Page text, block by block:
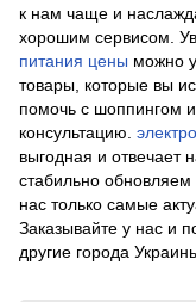
к нам чаще и
хорошим сервисом.
питания цены можно
товары, которые вы
помочь с шоппингом
консультацию.
выгодная и отвечает
стабильно
нас только самые
Заказывайте у нас и
другие города